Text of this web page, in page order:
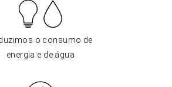
o consumo de
energia e de água